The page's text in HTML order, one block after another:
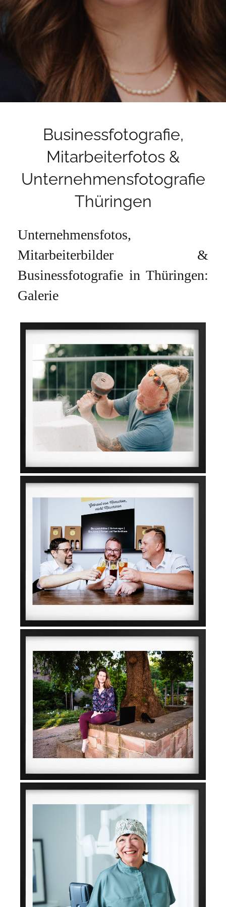
Businessfotografie,
Mitarbeiterfotos &
Unternehmensfotografie
Thüringen
Unternehmensfotos,
Mitarbeiterbilder &
Businessfotografie in Thüringen:
Galerie